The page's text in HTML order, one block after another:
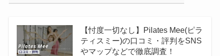
【忖度一切なし】Pilates Mee(ピラ
ティスミー)の口コミ・評判をSNS
やマップなどで徹底調査！